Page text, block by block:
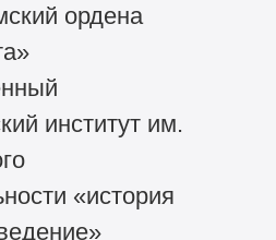
ордена
институт им.
«история